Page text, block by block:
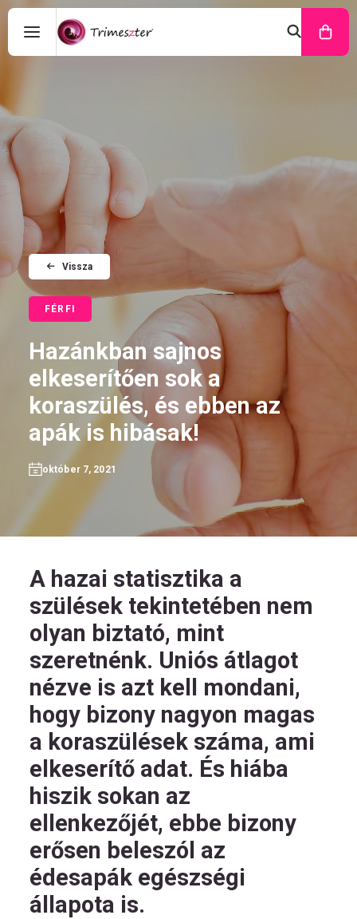
HU
Kövess
minket!
Vissza
FÉRFI
Hazánkban sajnos
elkeserítően sok a
koraszülés, és ebben az
apák is hibásak!
október 7, 2021
A hazai statisztika a
szülések tekintetében nem
olyan biztató, mint
szeretnénk. Uniós átlagot
nézve is azt kell mondani,
hogy bizony nagyon magas
a koraszülések száma, ami
elkeserítő adat. És hiába
hiszik sokan az
ellenkezőjét, ebbe bizony
erősen beleszól az
édesapák egészségi
állapota is.